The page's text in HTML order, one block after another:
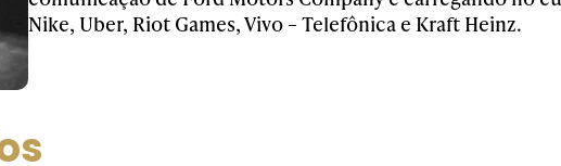
Nike, Uber, Riot Games, Vivo – Telefônica e Kraft Heinz.